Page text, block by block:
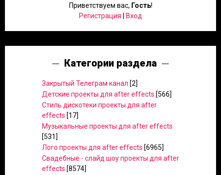
Приветствуем вас, Гость!
Регистрация
Вход
Категории раздела
Закрытый Телеграм канал [2]
Детские проекты для after effects [566]
Стиль дискотеки проекты для after
effects [17]
Музыкальные проекты для after effects
[531]
Лого проекты для after effects [6965]
Свадебные - слайд шоу проекты для after
effects [8574]